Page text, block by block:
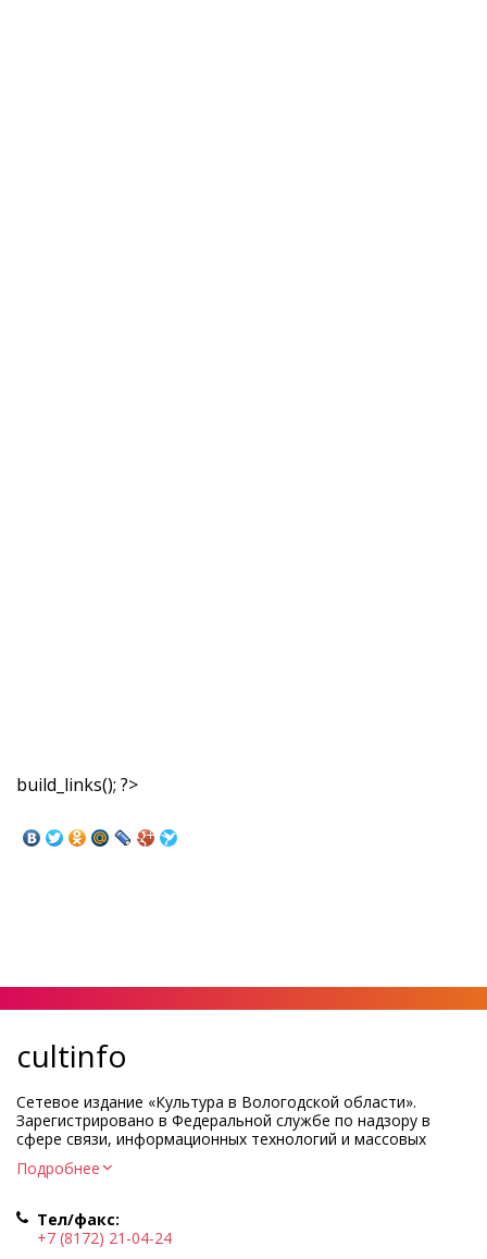
build_links(); ?>
cultinfo
Сетевое издание «Культура в Вологодской области».
Зарегистрировано в Федеральной службе по надзору в
сфере связи, информационных технологий и массовых
Регистрационный номер и дата принятия решения о
Учредитель КУ ВО «Информационно-аналитический центр
культуры»
Подробнее
Тел/факс:
+7 (8172) 21-04-24